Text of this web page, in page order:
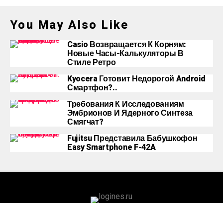
You May Also Like
Casio Возвращается К Корням:
Новые Часы-Калькуляторы В
Стиле Ретро
Kyocera Готовит Недорогой Android
Смартфон?..
Требования К Исследованиям
Эмбрионов И Ядерного Синтеза
Смягчат?
Fujitsu Представила Бабушкофон
Easy Smartphone F-42A